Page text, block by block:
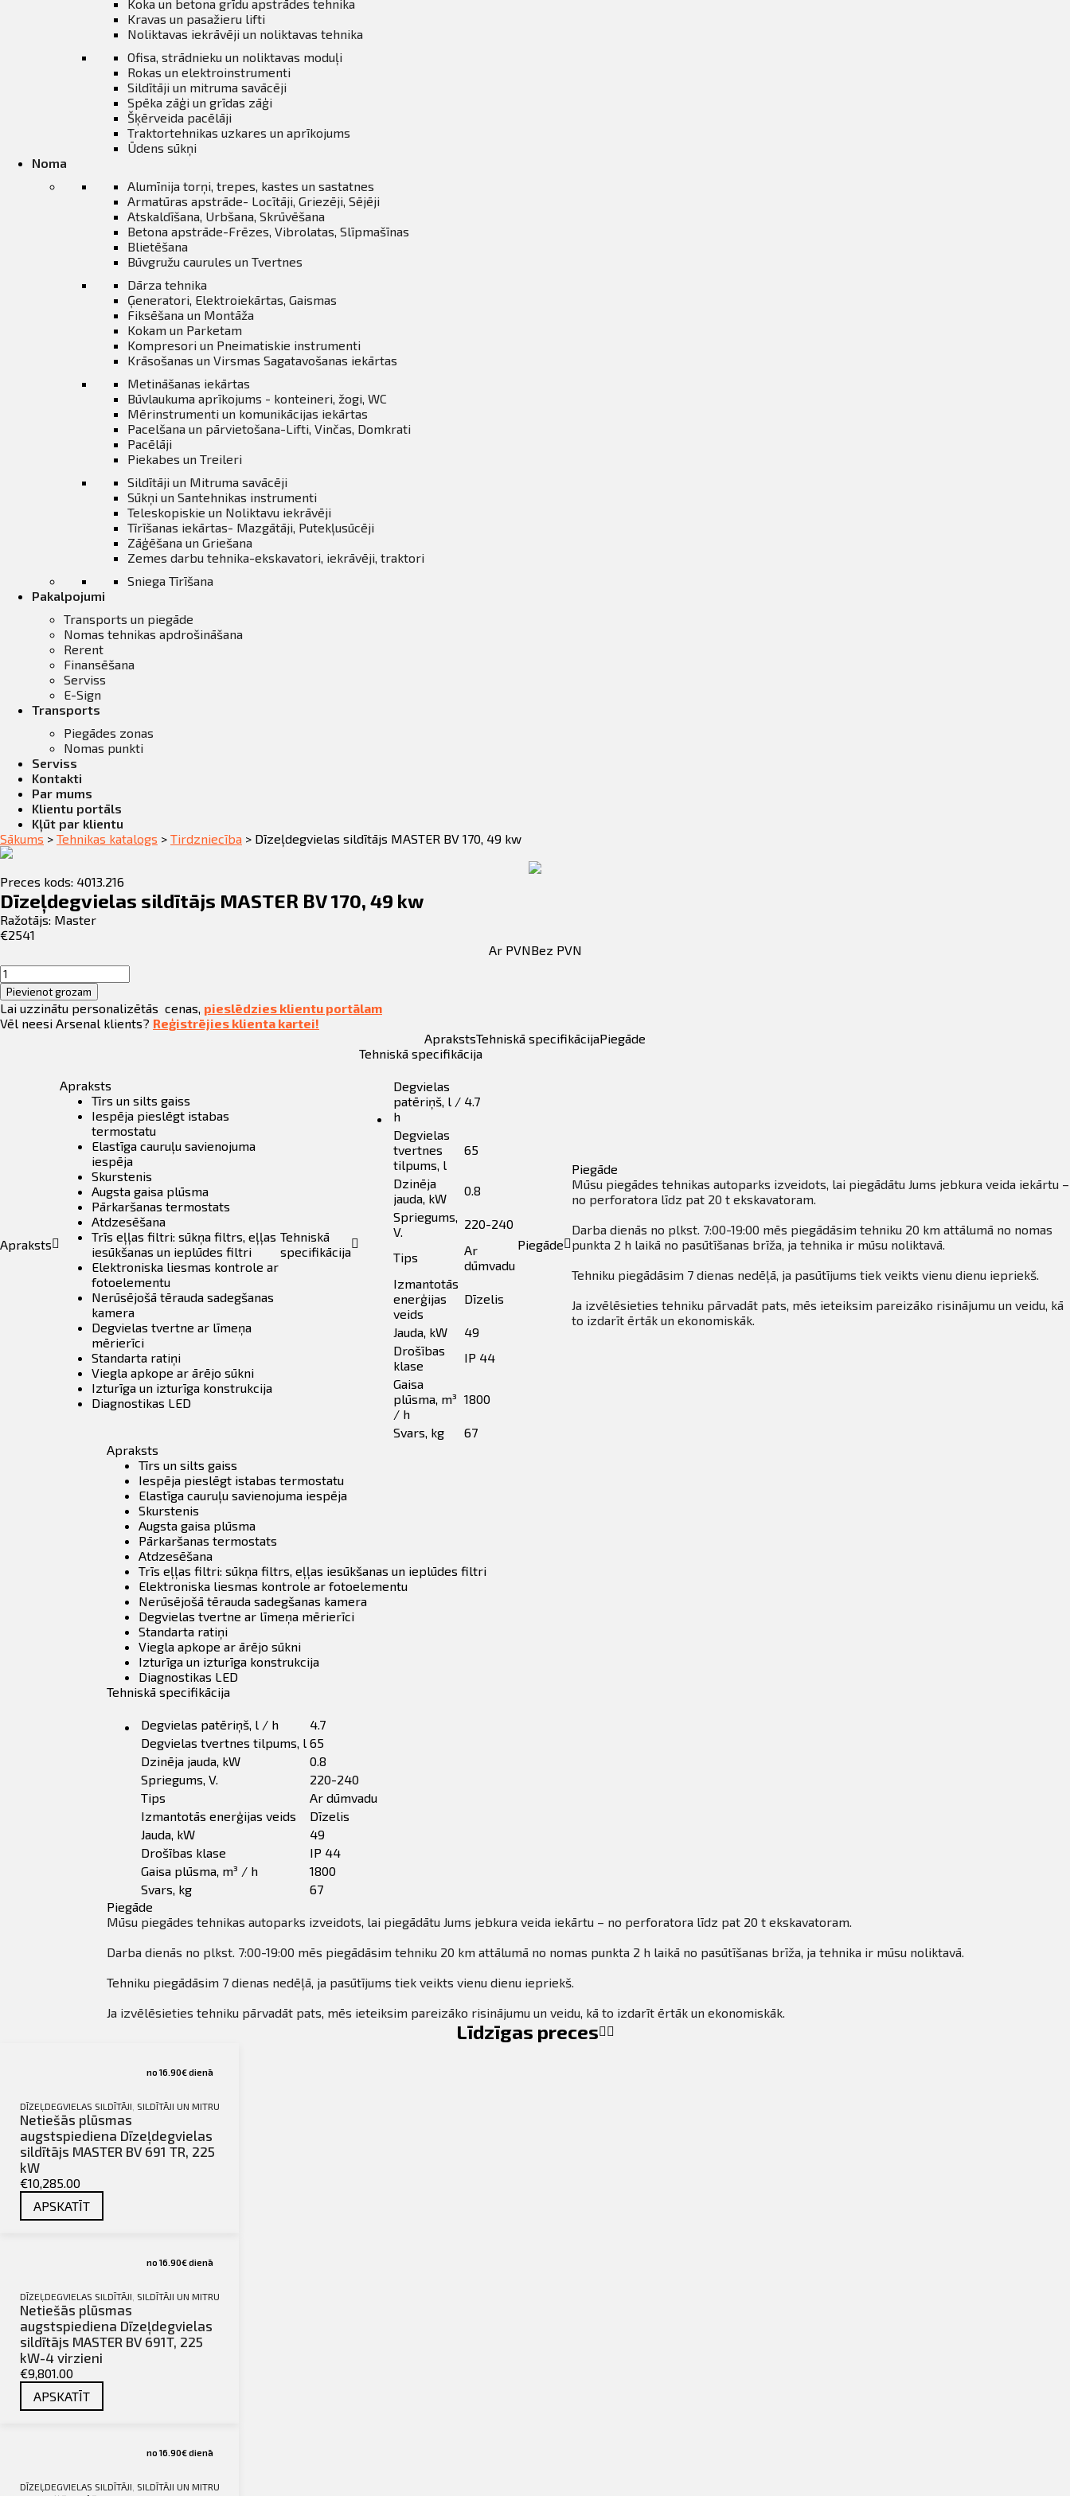
Koka un betona grīdu apstrādes tehnika
Kravas un pasažieru lifti
Noliktavas iekrāvēji un noliktavas tehnika
Ofisa, strādnieku un noliktavas moduļi
Rokas un elektroinstrumenti
Sildītāji un mitruma savācēji
Spēka zāģi un grīdas zāģi
Šķērveida pacēlāji
Traktortehnikas uzkares un aprīkojums
Ūdens sūkņi
Noma
Alumīnija torņi, trepes, kastes un sastatnes
Armatūras apstrāde- Locītāji, Griezēji, Sējēji
Atskaldīšana, Urbšana, Skrūvēšana
Betona apstrāde-Frēzes, Vibrolatas, Slīpmašīnas
Blietēšana
Būvgružu caurules un Tvertnes
Dārza tehnika
Ģeneratori, Elektroiekārtas, Gaismas
Fiksēšana un Montāža
Kokam un Parketam
Kompresori un Pneimatiskie instrumenti
Krāsošanas un Virsmas Sagatavošanas iekārtas
Metināšanas iekārtas
Būvlaukuma aprīkojums - konteineri, žogi, WC
Mērinstrumenti un komunikācijas iekārtas
Pacelšana un pārvietošana-Lifti, Vinčas, Domkrati
Pacēlāji
Piekabes un Treileri
Sildītāji un Mitruma savācēji
Sūkņi un Santehnikas instrumenti
Teleskopiskie un Noliktavu iekrāvēji
Tīrīšanas iekārtas- Mazgātāji, Putekļusūcēji
Zāģēšana un Griešana
Zemes darbu tehnika-ekskavatori, iekrāvēji, traktori
Sniega Tīrīšana
Pakalpojumi
Transports un piegāde
Nomas tehnikas apdrošināšana
Rerent
Finansēšana
Serviss
E-Sign
Transports
Piegādes zonas
Nomas punkti
Serviss
Kontakti
Par mums
Klientu portāls
Kļūt par klientu
Sākums > Tehnikas katalogs > Tirdzniecība > Dīzeļdegvielas sildītājs MASTER BV 170, 49 kw
Preces kods: 4013.216
Dīzeļdegvielas sildītājs MASTER BV 170, 49 kw
Ražotājs: Master
€2541
Ar PVNBez PVN
Dīzeļdegvielas
sildītājs
MASTER
BV
170,
Pievienot grozam
Lai uzzinātu personalizētās cenas, pieslēdzies klientu portālam
Vēl neesi Arsenal klients? Reģistrējies klienta kartei!
AprakstsTehniskā specifikācijaPiegāde
Apraksts
Apraksts
Tīrs un silts gaiss
Iespēja pieslēgt istabas
termostatu
Elastīga cauruļu savienojuma
iespēja
Skurstenis
Augsta gaisa plūsma
Pārkaršanas termostats
Atdzesēšana
Trīs eļļas filtri: sūkņa filtrs, eļļas
iesūkšanas un ieplūdes filtri
Elektroniska liesmas kontrole ar
fotoelementu
Nerūsējošā tērauda sadegšanas
kamera
Degvielas tvertne ar līmeņa
mērierīci
Standarta ratiņi
Viegla apkope ar ārējo sūkni
Izturīga un izturīga konstrukcija
Diagnostikas LED
Tehniskā
specifikācija
Tehniskā specifikācija
Degvielas
patēriņš, l /
h
4.7
Degvielas
tvertnes
tilpums, l
65
Dzinēja
jauda, ​​kW
0.8
Spriegums,
V.
220-240
Tips
Ar
dūmvadu
Izmantotās
enerģijas
veids
Dīzelis
Jauda, ​​kW
49
Drošības
klase
IP 44
Gaisa
plūsma, m³
/ h
1800
Svars, kg 67
Piegāde
Piegāde
Mūsu piegādes tehnikas autoparks izveidots, lai piegādātu Jums jebkura veida iekārtu –
no perforatora līdz pat 20 t ekskavatoram.
Darba dienās no plkst. 7:00-19:00 mēs piegādāsim tehniku 20 km attālumā no nomas
punkta 2 h laikā no pasūtīšanas brīža, ja tehnika ir mūsu noliktavā.
Tehniku piegādāsim 7 dienas nedēļā, ja pasūtījums tiek veikts vienu dienu iepriekš.
Ja izvēlēsieties tehniku pārvadāt pats, mēs ieteiksim pareizāko risinājumu un veidu, kā
to izdarīt ērtāk un ekonomiskāk.
Apraksts
Tīrs un silts gaiss
Iespēja pieslēgt istabas termostatu
Elastīga cauruļu savienojuma iespēja
Skurstenis
Augsta gaisa plūsma
Pārkaršanas termostats
Atdzesēšana
Trīs eļļas filtri: sūkņa filtrs, eļļas iesūkšanas un ieplūdes filtri
Elektroniska liesmas kontrole ar fotoelementu
Nerūsējošā tērauda sadegšanas kamera
Degvielas tvertne ar līmeņa mērierīci
Standarta ratiņi
Viegla apkope ar ārējo sūkni
Izturīga un izturīga konstrukcija
Diagnostikas LED
Tehniskā specifikācija
Degvielas patēriņš, l / h
4.7
Degvielas tvertnes tilpums, l 65
Dzinēja jauda, ​​kW
0.8
Spriegums, V.
220-240
Tips
Ar dūmvadu
Izmantotās enerģijas veids
Dīzelis
Jauda, ​​kW
49
Drošības klase
IP 44
Gaisa plūsma, m³ / h
1800
Svars, kg
67
Piegāde
Mūsu piegādes tehnikas autoparks izveidots, lai piegādātu Jums jebkura veida iekārtu – no perforatora līdz pat 20 t ekskavatoram.
Darba dienās no plkst. 7:00-19:00 mēs piegādāsim tehniku 20 km attālumā no nomas punkta 2 h laikā no pasūtīšanas brīža, ja tehnika ir mūsu noliktavā.
Tehniku piegādāsim 7 dienas nedēļā, ja pasūtījums tiek veikts vienu dienu iepriekš.
Ja izvēlēsieties tehniku pārvadāt pats, mēs ieteiksim pareizāko risinājumu un veidu, kā to izdarīt ērtāk un ekonomiskāk.
Līdzīgas preces
no 16.90€ dienā
DĪZEĻDEGVIELAS SILDĪTĀJI SILDĪTĀJI UN MITRUMA SAVĀCĒJI
Netiešās plūsmas
augstspiediena Dīzeļdegvielas
sildītājs MASTER BV 691 TR, 225
kW
€10,285.00
APSKATĪT
no 16.90€ dienā
DĪZEĻDEGVIELAS SILDĪTĀJI SILDĪTĀJI UN MITRUMA SAVĀCĒJI
Netiešās plūsmas
augstspiediena Dīzeļdegvielas
sildītājs MASTER BV 691T, 225
kW-4 virzieni
€9,801.00
APSKATĪT
no 16.90€ dienā
DĪZEĻDEGVIELAS SILDĪTĀJI SILDĪTĀJI UN MITRUMA SAVĀCĒJI